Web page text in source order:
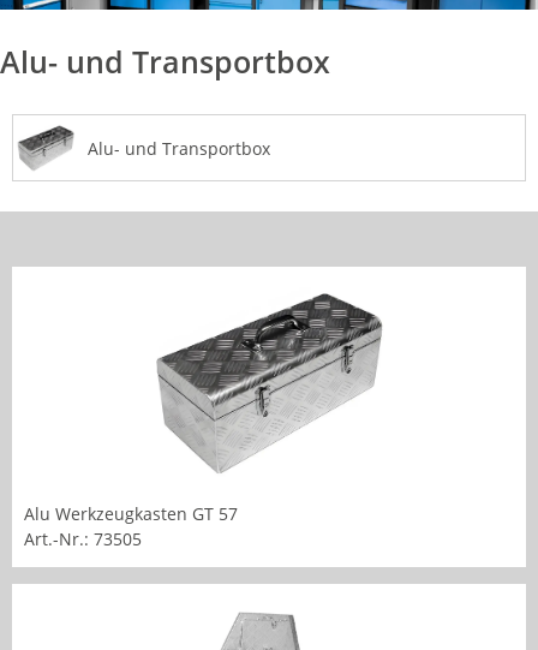
Alu- und Transportbox
Alu- und Transportbox
Alu Werkzeugkasten GT 57
Art.-Nr.: 73505